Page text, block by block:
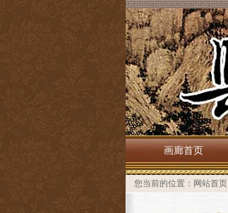
画廊首页
您当前的位置： 网站首页